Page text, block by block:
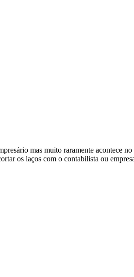
mas muito raramente acontece
os laços com o contabilista ou